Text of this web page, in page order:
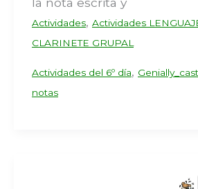
Actividades, Actividades
CLARINETE GRUPAL
Actividades del 6º día, Genially_cast
notas